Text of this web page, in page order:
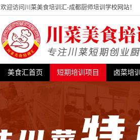
欢迎访问川菜美食培训汇-成都厨师培训学校网站！
美食汇首页 短期培训项目 卤菜培训